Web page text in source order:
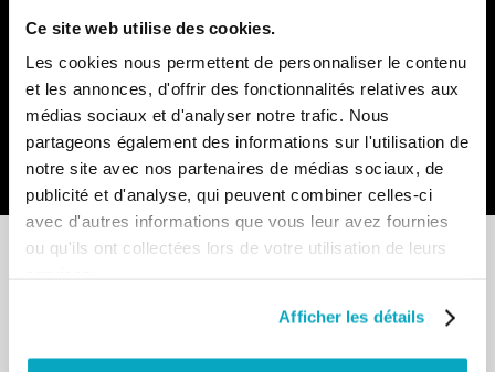
Ce site web utilise des cookies.
Les cookies nous permettent de personnaliser le contenu
et les annonces, d'offrir des fonctionnalités relatives aux
médias sociaux et d'analyser notre trafic. Nous
partageons également des informations sur l'utilisation de
notre site avec nos partenaires de médias sociaux, de
publicité et d'analyse, qui peuvent combiner celles-ci
avec d'autres informations que vous leur avez fournies
ou qu'ils ont collectées lors de votre utilisation de leurs
Afficher les détails
à
notre
lettre